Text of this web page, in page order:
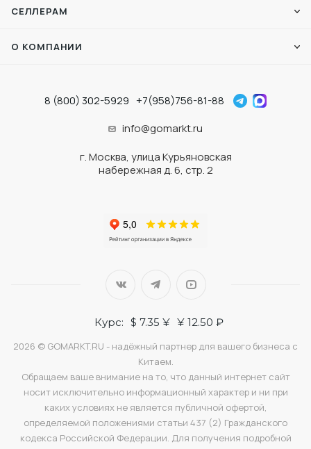
СЕЛЛЕРАМ
О КОМПАНИИ
8 (800) 302-5929 +7(958)756-81-88
info@gomarkt.ru
г. Москва, улица Курьяновская
набережная д. 6, стр. 2
Курс: $ 7.35 ¥ ¥ 12.50 ₽
2026 © GOMARKT.RU - надёжный партнер для вашего бизнеса с
Китаем.
Обращаем ваше внимание на то, что данный интернет сайт
носит исключительно информационный характер и ни при
каких условиях не является публичной офертой,
определяемой положениями статьи 437 (2) Гражданского
кодекса Российской Федерации. Для получения подробной